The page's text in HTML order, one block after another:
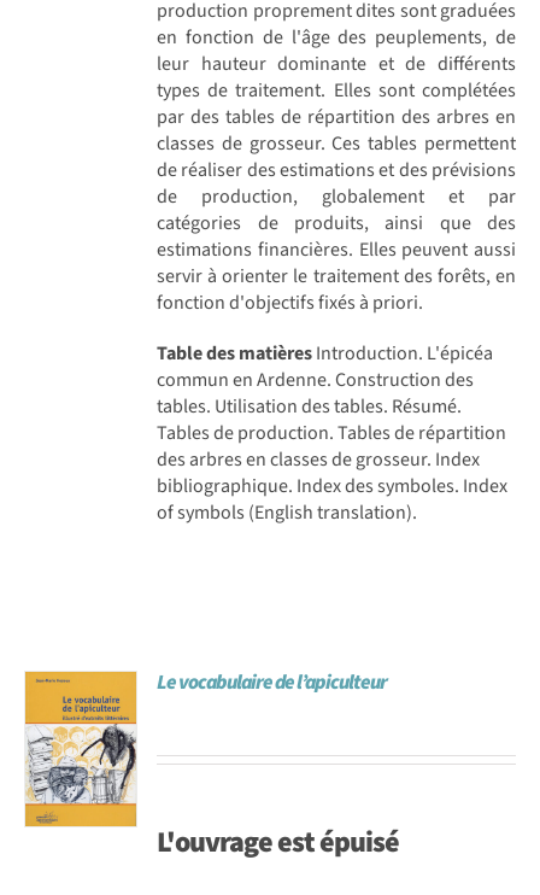
production proprement dites sont graduées
en fonction de l'âge des peuplements, de
leur hauteur dominante et de différents
types de traitement. Elles sont complétées
par des tables de répartition des arbres en
classes de grosseur. Ces tables permettent
de réaliser des estimations et des prévisions
de production, globalement et par
catégories de produits, ainsi que des
estimations financières. Elles peuvent aussi
servir à orienter le traitement des forêts, en
fonction d'objectifs fixés à priori.
Table des matièresIntroduction. L'épicéa
commun en Ardenne. Construction des
tables. Utilisation des tables. Résumé.
Tables de production. Tables de répartition
des arbres en classes de grosseur. Index
bibliographique. Index des symboles. Index
of symbols (English translation).
Le vocabulaire de l’apiculteur
L'ouvrage estépuisé